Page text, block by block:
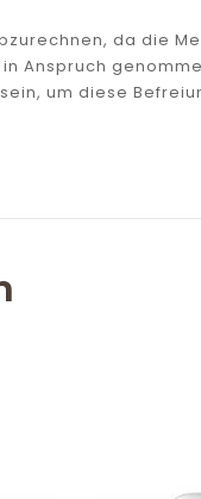
da die
Anspruch
um diese